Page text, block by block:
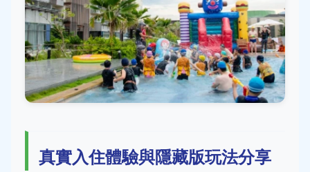
真實入住體驗與隱藏版玩法分享